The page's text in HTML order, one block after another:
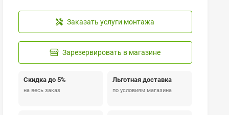
Заказать услуги монтажа
Зарезервировать в магазине
Скидка до 5%
на весь заказ
Льготная доставка
по условиям магазина